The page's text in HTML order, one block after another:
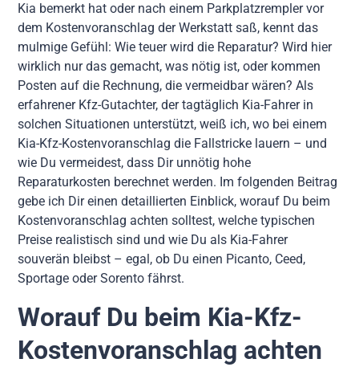
Kia bemerkt hat oder nach einem Parkplatzrempler vor
dem Kostenvoranschlag der Werkstatt saß, kennt das
mulmige Gefühl: Wie teuer wird die Reparatur? Wird hier
wirklich nur das gemacht, was nötig ist, oder kommen
Posten auf die Rechnung, die vermeidbar wären? Als
erfahrener Kfz-Gutachter, der tagtäglich Kia-Fahrer in
solchen Situationen unterstützt, weiß ich, wo bei einem
Kia-Kfz-Kostenvoranschlag die Fallstricke lauern – und
wie Du vermeidest, dass Dir unnötig hohe
Reparaturkosten berechnet werden. Im folgenden Beitrag
gebe ich Dir einen detaillierten Einblick, worauf Du beim
Kostenvoranschlag achten solltest, welche typischen
Preise realistisch sind und wie Du als Kia-Fahrer
souverän bleibst – egal, ob Du einen Picanto, Ceed,
Sportage oder Sorento fährst.
Worauf Du beim Kia-Kfz-
Kostenvoranschlag achten